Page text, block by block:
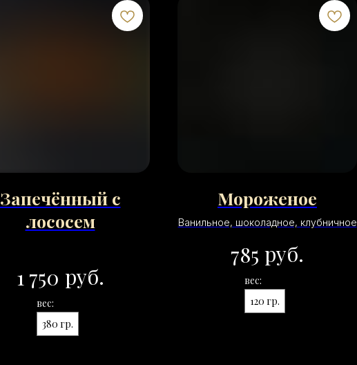
Запечённый с
лососем
1 750 руб.
вес:
380 гр.
Мороженое
Ванильное, шоколадное, клубничное
785 руб.
вес:
120 гр.